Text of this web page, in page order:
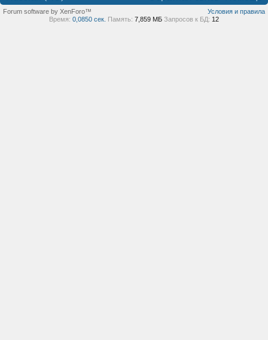
Условия и правила
Forum software by XenForo™
Время: 0,0850 сек. Память: 7,859 МБ Запросов к БД: 12